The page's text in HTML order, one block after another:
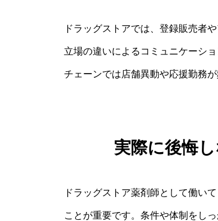
ドラッグストアでは、登録販売者
立場の違いによるコミュニケーシ
チェーンでは店舗異動や応援勤務
実際に後悔
ドラッグストア薬剤師として働い
ことが重要です。条件や体制をし